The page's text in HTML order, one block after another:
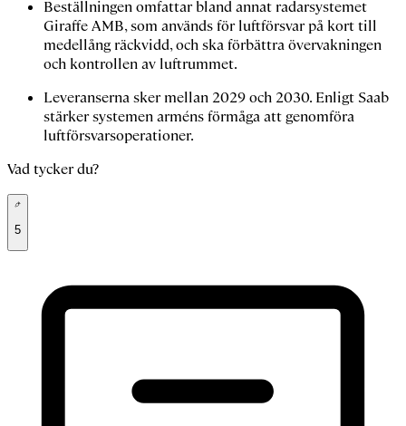
Beställningen omfattar bland annat radarsystemet
Giraffe AMB, som används för luftförsvar på kort till
medellång räckvidd, och ska förbättra övervakningen
och kontrollen av luftrummet.
Leveranserna sker mellan 2029 och 2030. Enligt Saab
stärker systemen arméns förmåga att genomföra
luftförsvarsoperationer.
Vad tycker du?
5